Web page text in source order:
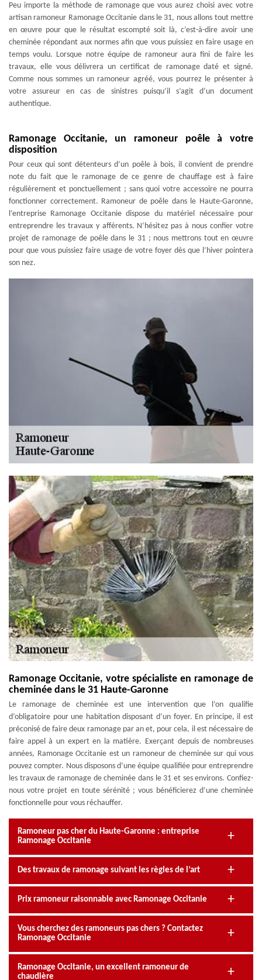
Peu importe la méthode de ramonage que vous aurez choisi avec votre
artisan ramoneur Ramonage Occitanie dans le 31, nous allons tout mettre
en œuvre pour que le résultat escompté soit là, c’est-à-dire avoir une
cheminée répondant aux normes afin que vous puissiez en faire usage en
temps voulu. Lorsque notre équipe de ramoneur aura fini de faire les
travaux, elle vous délivrera un certificat de ramonage daté et signé.
Comme nous sommes un ramoneur agréé, vous pourrez le présenter à
votre assureur en cas de sinistres puisqu’il s’agit d’un document
authentique.
Ramonage Occitanie, un ramoneur poêle à votre
disposition
Pour ceux qui sont détenteurs d’un poêle à bois, il convient de prendre
note du fait que le ramonage de ce genre de chauffage est à faire
régulièrement et ponctuellement ; sans quoi votre accessoire ne pourra
fonctionner correctement. Ramoneur de poêle dans le Haute-Garonne,
l’entreprise Ramonage Occitanie dispose du matériel nécessaire pour
entreprendre les travaux y afférents. N’hésitez pas à nous confier votre
projet de ramonage de poêle dans le 31 ; nous mettrons tout en œuvre
pour que vous puissiez faire usage de votre foyer dès que l’hiver pointera
son nez.
Ramonage Occitanie, votre spécialiste en ramonage de
cheminée dans le 31 Haute-Garonne
Le ramonage de cheminée est une intervention que l’on qualifie
d’obligatoire pour une habitation disposant d’un foyer. En principe, il est
préconisé de faire deux ramonage par an et, pour cela, il est nécessaire de
faire appel à un expert en la matière. Exerçant depuis de nombreuses
années, Ramonage Occitanie est un ramoneur de cheminée sur qui vous
pouvez compter. Nous disposons d’une équipe qualifiée pour entreprendre
les travaux de ramonage de cheminée dans le 31 et ses environs. Confiez-
nous votre projet en toute sérénité ; vous bénéficierez d’une cheminée
fonctionnelle pour vous réchauffer.
Ramoneur pas cher du Haute-Garonne : entreprise
Ramonage Occitanie
Des travaux de ramonage suivant les règles de l’art
Prix ramoneur raisonnable avec Ramonage Occitanie
Vous cherchez des ramoneurs pas chers ? Contactez
Ramonage Occitanie
Ramonage Occitanie, un excellent ramoneur de
chaudière